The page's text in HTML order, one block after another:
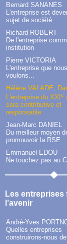
Bernard SANANÈS
L'entreprise est
sujet de société
Richard ROBERT
De l'entreprise
institution
Pierre VICTORIA
L'entreprise que nous
voulons...
Hélène VALADE,
L'entreprise du XXI e
sera contributive et
responsable
Jean-Marc DANIEL
Du meilleur moyen
promouvoir la RSE
Emmanuel EDOU
Ne touchez pas au
Les entreprises
l’avenir
André-Yves
Quelles entreprises
construirons-nous